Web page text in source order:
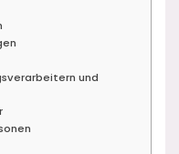
und